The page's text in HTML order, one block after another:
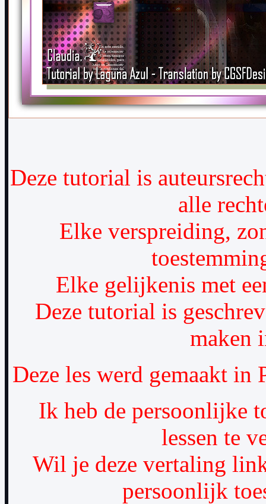
Deze tutorial is
alle
Elke verspreiding,
Elke gelijkenis met
Deze tutorial is
maken
Deze les werd gemaakt in
Ik heb de persoonlijke
lessen te
Wil je deze vertaling
persoonlijk